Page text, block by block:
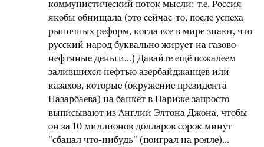
коммунистический поток мысли: т.е. Россия
якобы обнищала (это сейчас-то, после успеха
рыночных реформ, когда все в мире знают, что
русский народ буквально жирует на газово-
нефтяные деньги...) Давайте ещё пожалеем
залившихся нефтью азербайджанцев или
казахов, которые (окружение президента
Назарбаева) на банкет в Париже запросто
выписывают из Англии Элтона Джона, чтобы
он за 10 миллионов долларов сорок минут
"сбацал что-нибудь" (поиграл на рояле)...